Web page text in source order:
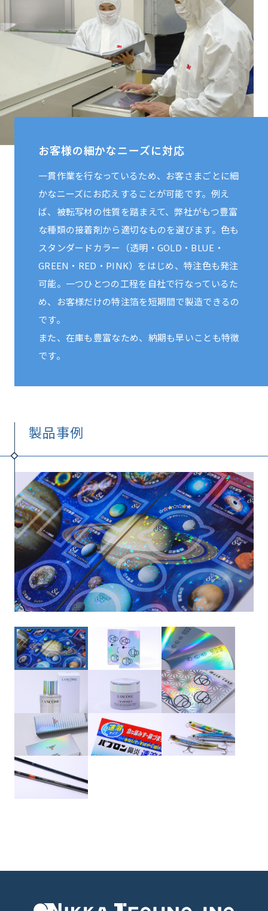
お客様の細かなニーズに対応
一貫作業を行なっているため、お客さまごとに細
かなニーズにお応えすることが可能です。例え
ば、被転写材の性質を踏まえて、弊社がもつ豊富
な種類の接着剤から適切なものを選びます。色も
スタンダードカラー（透明・GOLD・BLUE・
GREEN・RED・PINK）をはじめ、特注色も発注
可能。一つひとつの工程を自社で行なっているた
め、お客様だけの特注箔を短期間で製造できるの
です。
また、在庫も豊富なため、納期も早いことも特徴
です。
製品事例